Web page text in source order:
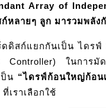
Array of
หลายๆ ลูก มารวมพลัง
ดดิสก์แยกกันเป็น ไดร
Controller) ในการมั
ป็น “ไดรฟ์ก้อนใหญ่ก้อน
เราเลือกใช้